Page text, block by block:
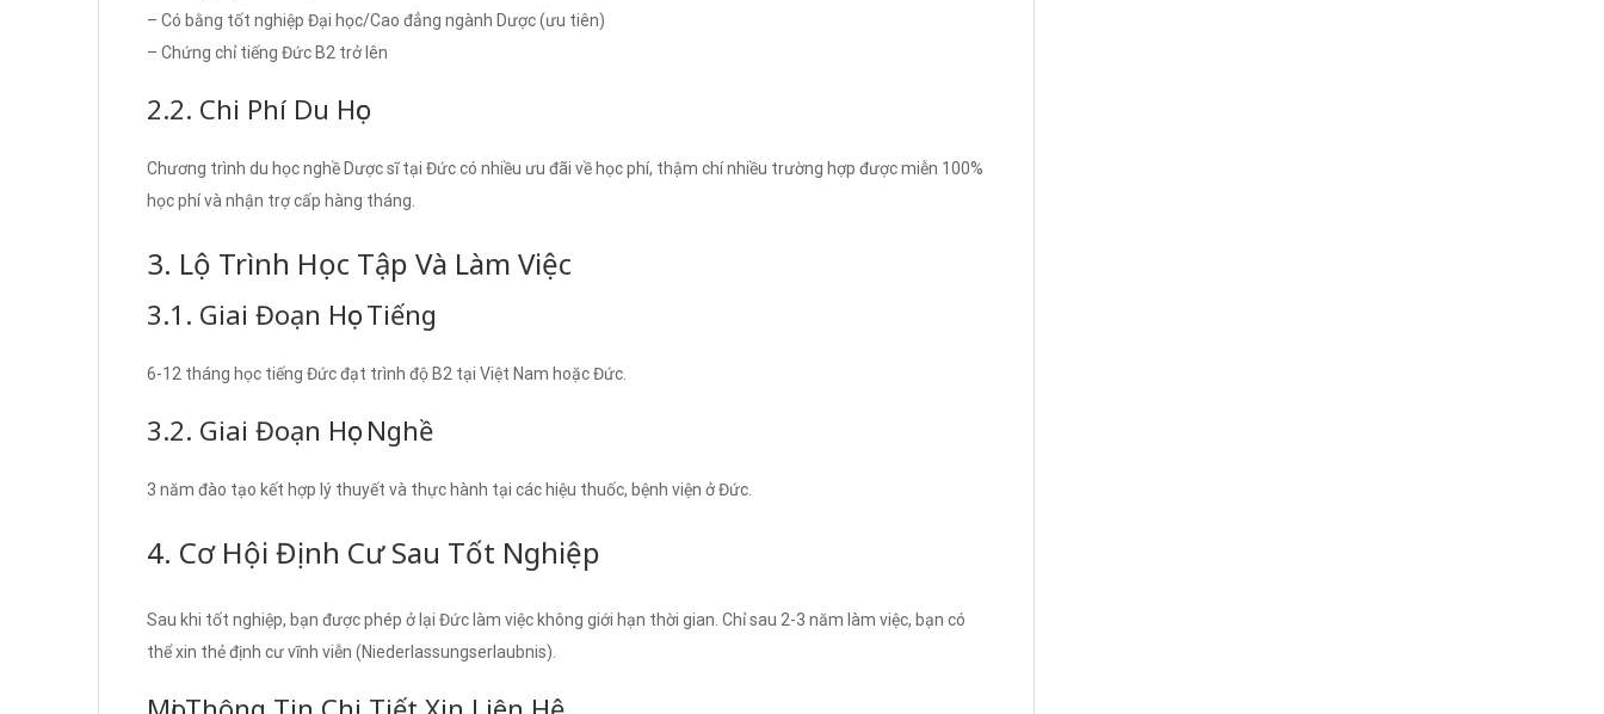
– Có bằng tốt nghiệp Đại học/Cao đẳng ngành Dược (ưu tiên)
– Chứng chỉ tiếng Đức B2 trở lên
2.2. Chi Phí Du Học
Chương trình du học nghề Dược sĩ tại Đức có nhiều ưu đãi về học phí, thậm chí nhiều trường hợp được miễn 100%
học phí và nhận trợ cấp hàng tháng.
3. Lộ Trình Học Tập Và Làm Việc
3.1. Giai Đoạn Học Tiếng
6-12 tháng học tiếng Đức đạt trình độ B2 tại Việt Nam hoặc Đức.
3.2. Giai Đoạn Học Nghề
3 năm đào tạo kết hợp lý thuyết và thực hành tại các hiệu thuốc, bệnh viện ở Đức.
4. Cơ Hội Định Cư Sau Tốt Nghiệp
Sau khi tốt nghiệp, bạn được phép ở lại Đức làm việc không giới hạn thời gian. Chỉ sau 2-3 năm làm việc, bạn có
thể xin thẻ định cư vĩnh viễn (Niederlassungserlaubnis).